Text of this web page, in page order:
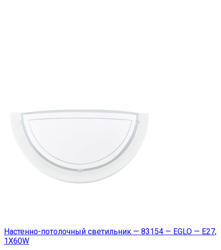
Настенно-потолочный светильник — 83154 — EGLO — E27,
1X60W